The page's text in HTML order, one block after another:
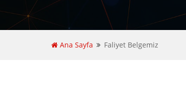
Ana Sayfa Faliyet Belgemiz